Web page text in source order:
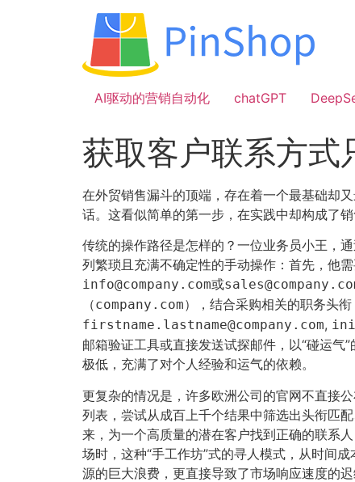
AI驱动的营销自动化
chatGPT
获取客户联系方式
在外贸销售漏斗的顶端，存在着一个最基础却
话。这看似简单的第一步，在实践中却构成了
传统的操作路径是怎样的？一位业务员小王，
列繁琐且充满不确定性的手动操作：首先，他
info@company.com或
（company.com），结合采购相关的职务头衔
firstname.lastname@company.com,
邮箱验证工具或直接发送试探邮件，以“碰运
极低，充满了对个人经验和运气的依赖。
更复杂的情况是，许多欧洲公司的官网不直接
列表，尝试从成百上千个结果中筛选出头衔匹
来，为一个高质量的潜在客户找到正确的联系
场时，这种“手工作坊”式的寻人模式，从时间
源的巨大浪费，更直接导致了市场响应速度的